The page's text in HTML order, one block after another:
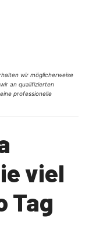
wir möglicherweise
an qualifizierten
professionelle
viel
Tag